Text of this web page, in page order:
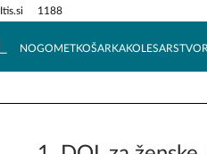
Itis.si 1188
NOGOMETKOŠARKAKOLESARSTVO
Tehnik